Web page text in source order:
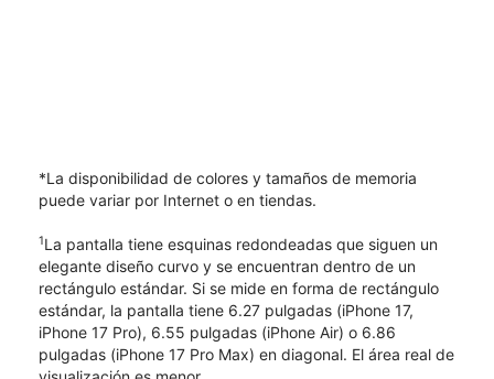
*La disponibilidad de colores y tamaños de memoria
puede variar por Internet o en tiendas.
1La pantalla tiene esquinas redondeadas que siguen un
elegante diseño curvo y se encuentran dentro de un
rectángulo estándar. Si se mide en forma de rectángulo
estándar, la pantalla tiene 6.27 pulgadas (iPhone 17,
iPhone 17 Pro), 6.55 pulgadas (iPhone Air) o 6.86
pulgadas (iPhone 17 Pro Max) en diagonal. El área real de